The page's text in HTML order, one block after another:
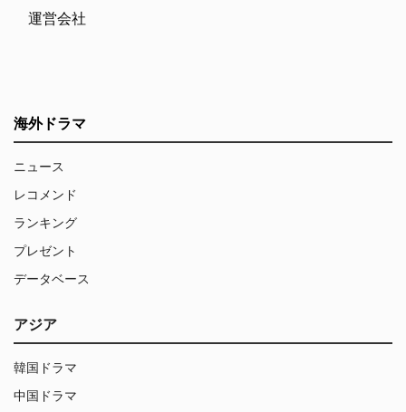
運営会社
海外ドラマ
ニュース
レコメンド
ランキング
プレゼント
データベース
アジア
韓国ドラマ
中国ドラマ